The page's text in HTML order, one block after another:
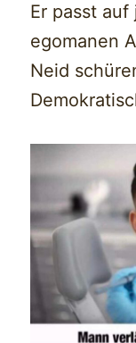
Er passt
egomanen
Neid